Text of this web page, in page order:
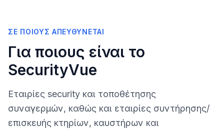
ΣΕ ΠΟΙΟΥΣ ΑΠΕΥΘΎΝΕΤΑΙ
Για ποιους είναι το
SecurityVue
Εταιρίες security και τοποθέτησης
συναγερμών, καθώς και εταιρίες συντήρησης/
επισκευής κτηρίων, καυστήρων και